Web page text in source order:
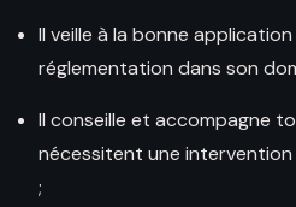
Il veille à la bonne
réglementation dans son
Il conseille et accompagne
nécessitent une intervention
;